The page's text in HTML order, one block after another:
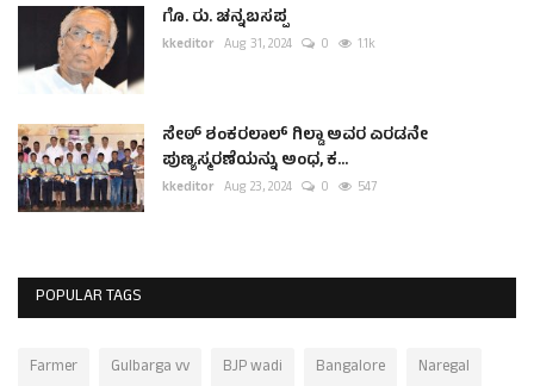
ಗೊ. ರು. ಚನ್ನಬಸಪ್ಪ
kkeditor Aug 31, 2024 0 1.1k
ಸೇಠ್ ಶಂಕರಲಾಲ್ ಗಿಲ್ಡಾ ಅವರ ಎರಡನೇ
ಪುಣ್ಯಸ್ಮರಣೆಯನ್ನು ಅಂಧ, ಕ...
kkeditor Aug 23, 2024 0 547
POPULAR TAGS
Farmer Gulbarga vv BJP wadi Bangalore
Naregal